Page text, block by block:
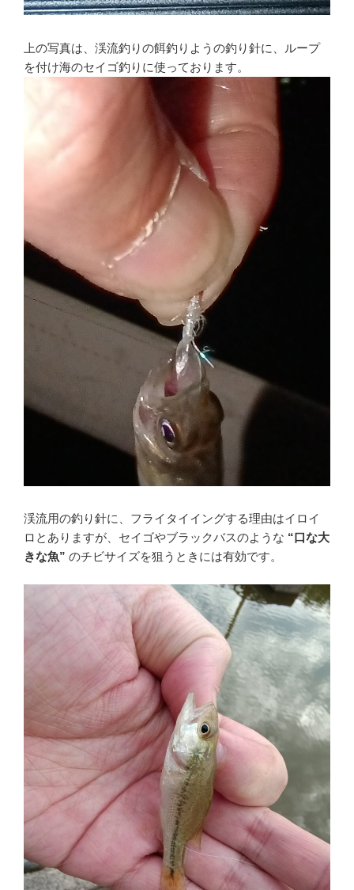
上の写真は、渓流釣りの餌釣りようの釣り針に、ループ
を付け海のセイゴ釣りに使っております。
渓流用の釣り針に、フライタイイングする理由はイロイ
ロとありますが、セイゴやブラックバスのような “口な大
きな魚” のチビサイズを狙うときには有効です。